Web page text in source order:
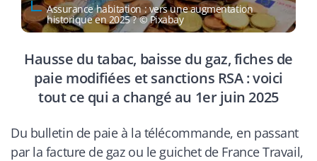
Assurance habitation : vers une augmentation
historique en 2025 ? © Pixabay
Hausse du tabac, baisse du gaz, fiches de
paie modifiées et sanctions RSA : voici
tout ce qui a changé au 1er juin 2025
Du bulletin de paie à la télécommande, en passant
par la facture de gaz ou le guichet de France Travail,